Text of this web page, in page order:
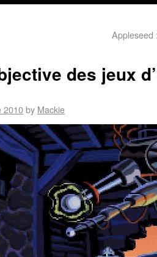
Appleseed
des jeux
2010by Mackie